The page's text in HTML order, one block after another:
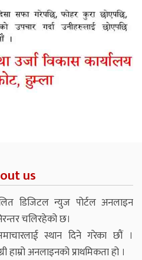
us
डिजिटल न्युज पोर्टल अनलाइन
चलिरहेको छ।
स्थान दिने गरेका छौं ।
हाम्रो अनलाइनको प्राथमिकता हो ।